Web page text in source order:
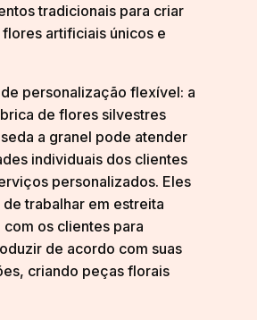
tradicionais para criar
artificiais únicos e
personalização flexível: a
de flores silvestres
a granel pode atender
individuais dos clientes
personalizados. Eles
trabalhar em estreita
os clientes para
de acordo com suas
criando peças florais